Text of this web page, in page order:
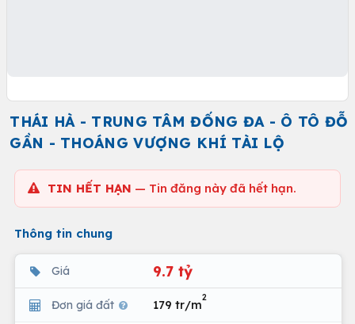
THÁI HÀ - TRUNG TÂM ĐỐNG ĐA - Ô TÔ ĐỖ
GẦN - THOÁNG VƯỢNG KHÍ TÀI LỘ
TIN HẾT HẠN — Tin đăng này đã hết hạn.
Thông tin chung
Giá 9.7 tỷ
Đơn giá đất 179 tr/m
2